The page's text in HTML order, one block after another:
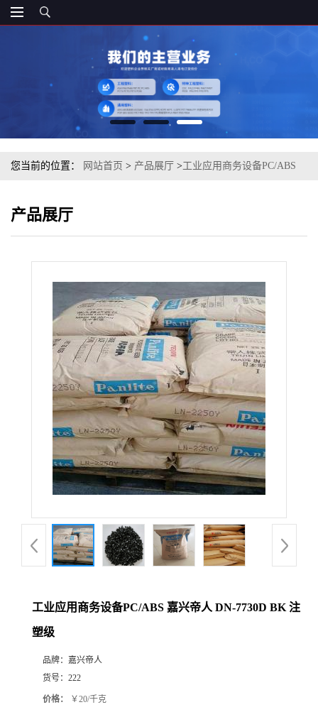
您当前的位置： 网站首页 > 产品展厅 >工业应用商务设备PC/ABS
产品展厅
工业应用商务设备PC/ABS 嘉兴帝人 DN-7730D BK 注
塑级
品牌： 嘉兴帝人
货号： 222
价格： ￥20/千克